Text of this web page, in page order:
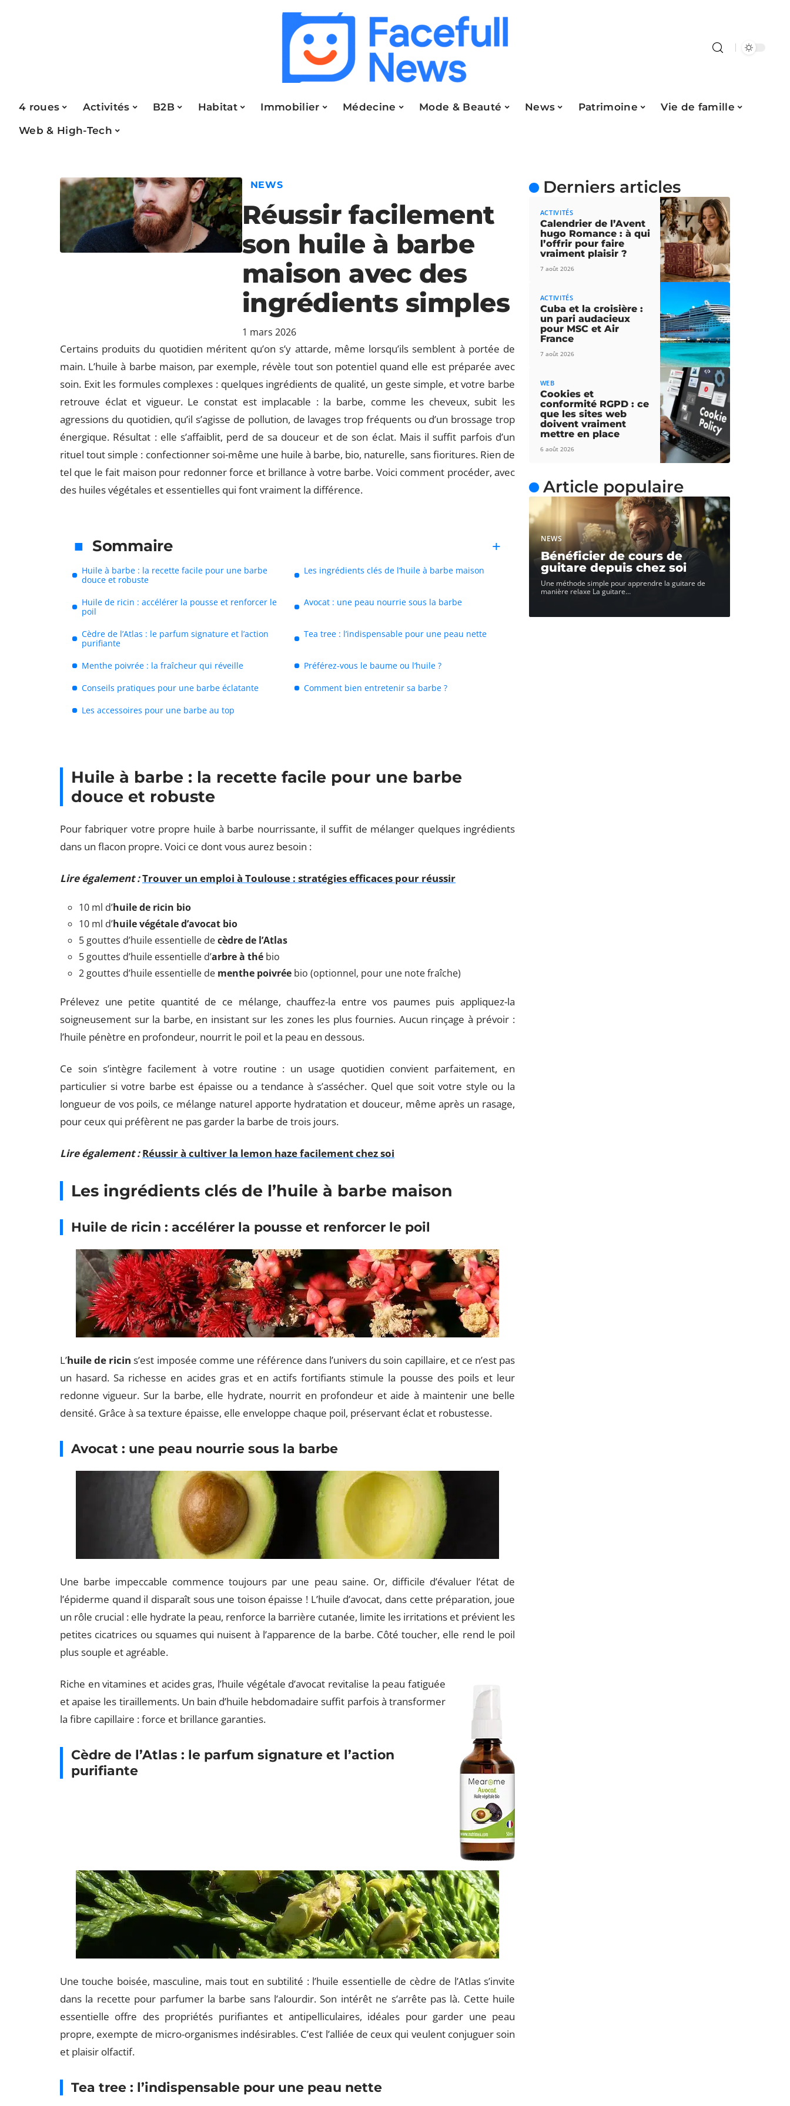
4 roues Activités B2B Habitat Immobilier Médecine Mode & Beauté News Patrimoine
Vie de famille
Web & High-Tech
NEWS
Réussir facilement
son huile à barbe
maison avec des
ingrédients simples
1 mars 2026
Certains produits du quotidien méritent qu’on s’y attarde, même lorsqu’ils semblent à portée de
main. L’huile à barbe maison, par exemple, révèle tout son potentiel quand elle est préparée avec
soin. Exit les formules complexes : quelques ingrédients de qualité, un geste simple, et votre barbe
retrouve éclat et vigueur. Le constat est implacable : la barbe, comme les cheveux, subit les
agressions du quotidien, qu’il s’agisse de pollution, de lavages trop fréquents ou d’un brossage trop
énergique. Résultat : elle s’affaiblit, perd de sa douceur et de son éclat. Mais il suffit parfois d’un
rituel tout simple : confectionner soi-même une huile à barbe, bio, naturelle, sans fioritures. Rien de
tel que le fait maison pour redonner force et brillance à votre barbe. Voici comment procéder, avec
des huiles végétales et essentielles qui font vraiment la différence.
Sommaire
Huile à barbe : la recette facile pour une barbe
douce et robuste
Les ingrédients clés de l’huile à barbe maison
Huile de ricin : accélérer la pousse et renforcer le
poil
Avocat : une peau nourrie sous la barbe
Cèdre de l’Atlas : le parfum signature et l’action
purifiante
Tea tree : l’indispensable pour une peau nette
Menthe poivrée : la fraîcheur qui réveille
Préférez-vous le baume ou l’huile ?
Conseils pratiques pour une barbe éclatante
Comment bien entretenir sa barbe ?
Les accessoires pour une barbe au top
Huile à barbe : la recette facile pour une barbe
douce et robuste
Pour fabriquer votre propre huile à barbe nourrissante, il suffit de mélanger quelques ingrédients
dans un flacon propre. Voici ce dont vous aurez besoin :
Lire également :Trouver un emploi à Toulouse : stratégies efficaces pour réussir
10 ml d’huile de ricin bio
10 ml d’huile végétale d’avocat bio
5 gouttes d’huile essentielle decèdre de l’Atlas
5 gouttes d’huile essentielle d’arbre à thé bio
2 gouttes d’huile essentielle de menthe poivrée bio (optionnel, pour une note fraîche)
Prélevez une petite quantité de ce mélange, chauffez-la entre vos paumes puis appliquez-la
soigneusement sur la barbe, en insistant sur les zones les plus fournies. Aucun rinçage à prévoir :
l’huile pénètre en profondeur, nourrit le poil et la peau en dessous.
Ce soin s’intègre facilement à votre routine : un usage quotidien convient parfaitement, en
particulier si votre barbe est épaisse ou a tendance à s’assécher. Quel que soit votre style ou la
longueur de vos poils, ce mélange naturel apporte hydratation et douceur, même après un rasage,
pour ceux qui préfèrent ne pas garder la barbe de trois jours.
Lire également : Réussir à cultiver la lemon haze facilement chez soi
Les ingrédients clés de l’huile à barbe maison
Huile de ricin : accélérer la pousse et renforcer le poil
L’huile de ricin s’est imposée comme une référence dans l’univers du soin capillaire, et ce n’est pas
un hasard. Sa richesse en acides gras et en actifs fortifiants stimule la pousse des poils et leur
redonne vigueur. Sur la barbe, elle hydrate, nourrit en profondeur et aide à maintenir une belle
densité. Grâce à sa texture épaisse, elle enveloppe chaque poil, préservant éclat et robustesse.
Avocat : une peau nourrie sous la barbe
Une barbe impeccable commence toujours par une peau saine. Or, difficile d’évaluer l’état de
l’épiderme quand il disparaît sous une toison épaisse ! L’huile d’avocat, dans cette préparation, joue
un rôle crucial : elle hydrate la peau, renforce la barrière cutanée, limite les irritations et prévient les
petites cicatrices ou squames qui nuisent à l’apparence de la barbe. Côté toucher, elle rend le poil
plus souple et agréable.
Riche en vitamines et acides gras, l’huile végétale d’avocat revitalise la peau fatiguée
et apaise les tiraillements. Un bain d’huile hebdomadaire suffit parfois à transformer
la fibre capillaire : force et brillance garanties.
Cèdre de l’Atlas : le parfum signature et l’action
purifiante
Une touche boisée, masculine, mais tout en subtilité : l’huile essentielle de cèdre de l’Atlas s’invite
dans la recette pour parfumer la barbe sans l’alourdir. Son intérêt ne s’arrête pas là. Cette huile
essentielle offre des propriétés purifiantes et antipelliculaires, idéales pour garder une peau
propre, exempte de micro-organismes indésirables. C’est l’alliée de ceux qui veulent conjuguer soin
et plaisir olfactif.
Tea tree : l’indispensable pour une peau nette
Derniers articles
ACTIVITÉS
Calendrier de l’Avent
hugo Romance : à qui
l’offrir pour faire
vraiment plaisir ?
7 août 2026
ACTIVITÉS
Cuba et la croisière :
un pari audacieux
pour MSC et Air
France
7 août 2026
WEB
Cookies et
conformité RGPD : ce
que les sites web
doivent vraiment
mettre en place
6 août 2026
Article populaire
NEWS
Bénéficier de cours de
guitare depuis chez soi
Une méthode simple pour apprendre la guitare de
manière relaxe La guitare…